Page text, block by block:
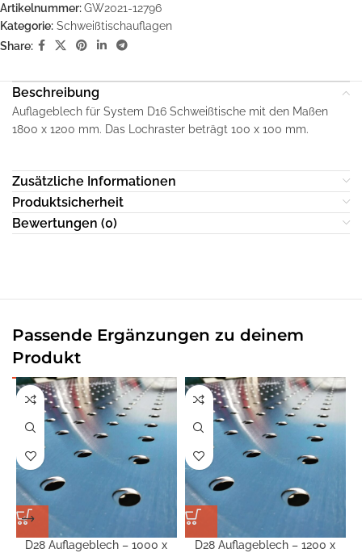
Artikelnummer:GW2021-12796
Kategorie: Schweißtischauflagen
Share:
Beschreibung
Auflageblech für System D16 Schweißtische mit den Maßen
1800 x 1200 mm. Das Lochraster beträgt 100 x 100 mm.
Zusätzliche Informationen
Produktsicherheit
Bewertungen (0)
Passende Ergänzungen zu deinem
Produkt
D28 Auflageblech – 1000 x
D28 Auflageblech – 1200 x